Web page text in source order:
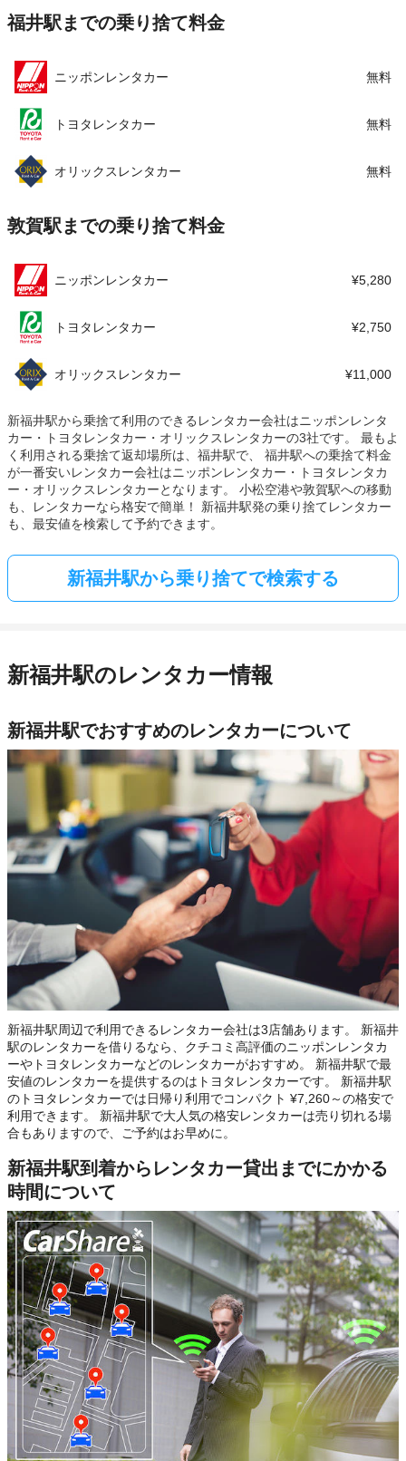
福井駅までの乗り捨て料金
ニッポンレンタカー 無料
トヨタレンタカー 無料
オリックスレンタカー 無料
敦賀駅までの乗り捨て料金
ニッポンレンタカー ¥5,280
トヨタレンタカー ¥2,750
オリックスレンタカー ¥11,000
新福井駅から乗捨て利用のできるレンタカー会社はニッポンレンタ
カー・トヨタレンタカー・オリックスレンタカーの3社です。 最もよ
く利用される乗捨て返却場所は、福井駅で、 福井駅への乗捨て料金
が一番安いレンタカー会社はニッポンレンタカー・トヨタレンタカ
ー・オリックスレンタカーとなります。 小松空港や敦賀駅への移動
も、レンタカーなら格安で簡単！ 新福井駅発の乗り捨てレンタカー
も、最安値を検索して予約できます。
新福井駅から乗り捨てで検索する
新福井駅のレンタカー情報
新福井駅でおすすめのレンタカーについて
新福井駅周辺で利用できるレンタカー会社は3店舗あります。 新福井
駅のレンタカーを借りるなら、クチコミ高評価のニッポンレンタカ
ーやトヨタレンタカーなどのレンタカーがおすすめ。 新福井駅で最
安値のレンタカーを提供するのはトヨタレンタカーです。 新福井駅
のトヨタレンタカーでは日帰り利用でコンパクト ¥7,260～の格安で
利用できます。 新福井駅で大人気の格安レンタカーは売り切れる場
合もありますので、ご予約はお早めに。
新福井駅到着からレンタカー貸出までにかかる
時間について